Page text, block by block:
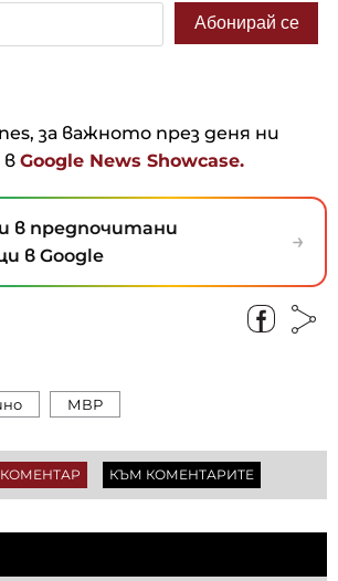
за важното през деня ни
в Google News Showcase.
в предпочитани
в Google
→
МВР
КЪМ КОМЕНТАРИТЕ